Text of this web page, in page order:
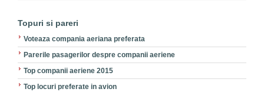
Topuri si pareri
Voteaza compania aeriana preferata
Parerile pasagerilor despre companii aeriene
Top companii aeriene 2015
Top locuri preferate in avion